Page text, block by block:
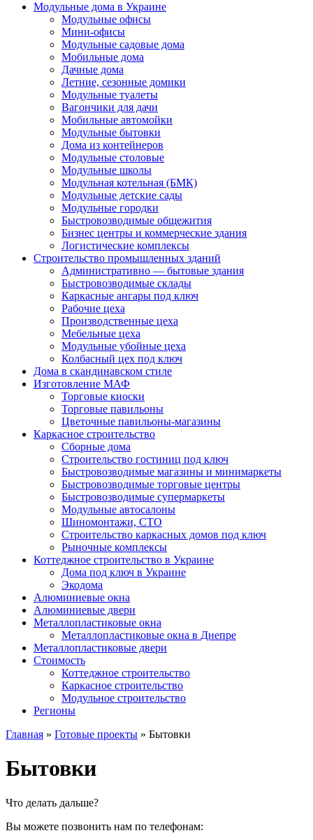
Модульные дома в Украине
Модульные офисы
Мини-офисы
Модульные садовые дома
Мобильные дома
Дачные дома
Летние, сезонные домики
Модульные туалеты
Вагончики для дачи
Мобильные автомойки
Модульные бытовки
Дома из контейнеров
Модульные столовые
Модульные школы
Модульная котельная (БМК)
Модульные детские сады
Модульные городки
Быстровозводимые общежития
Бизнес центры и коммерческие здания
Логистические комплексы
Строительство промышленных зданий
Административно — бытовые здания
Быстровозводимые склады
Каркасные ангары под ключ
Рабочие цеха
Производственные цеха
Мебельные цеха
Модульные убойные цеха
Колбасный цех под ключ
Дома в скандинавском стиле
Изготовление МАФ
Торговые киоски
Торговые павильоны
Цветочные павильоны-магазины
Каркасное строительство
Сборные дома
Строительство гостиниц под ключ
Быстровозводимые магазины и минимаркеты
Быстровозводимые торговые центры
Быстровозводимые супермаркеты
Модульные автосалоны
Шиномонтажи, СТО
Строительство каркасных домов под ключ
Рыночные комплексы
Коттеджное строительство в Украине
Дома под ключ в Украине
Экодома
Алюминиевые окна
Алюминиевые двери
Металлопластиковые окна
Металлопластиковые окна в Днепре
Металлопластиковые двери
Стоимость
Коттеджное строительство
Каркасное строительство
Модульное строительство
Регионы
Главная » Готовые проекты » Бытовки
Бытовки
Что делать дальше?
Вы можете позвонить нам по телефонам: